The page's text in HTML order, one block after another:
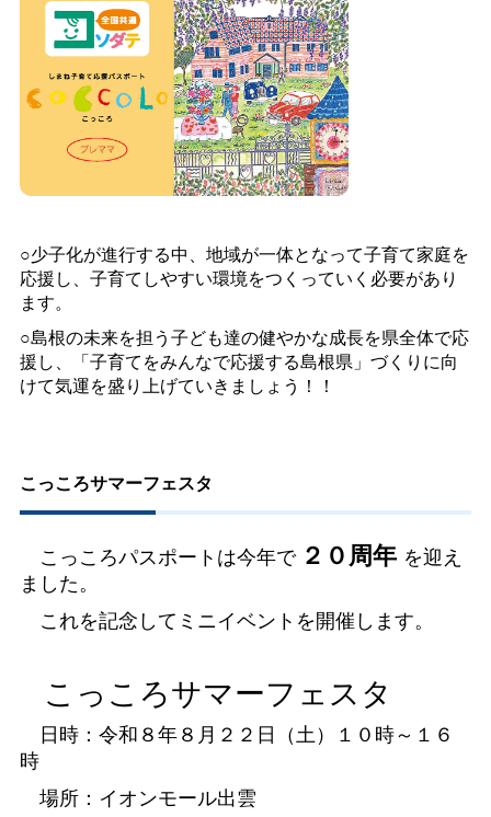
○少子化が進行する中、地域が一体となって子育て家庭を
応援し、子育てしやすい環境をつくっていく必要があり
ます。
○島根の未来を担う子ども達の健やかな成長を県全体で応
援し、「子育てをみんなで応援する島根県」づくりに向
けて気運を盛り上げていきましょう！！
こっころサマーフェスタ
こっころパスポートは今年で ２０周年 を迎え
ました。
これを記念してミニイベントを開催します。
こっころサマーフェスタ
日時：令和８年８月２２日（土）１０時～１６
時
場所：イオンモール出雲